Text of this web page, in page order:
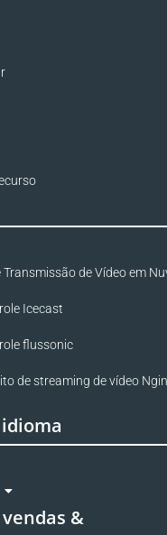
de Vídeo em
Icecast
flussonic
de streaming de vídeo
&